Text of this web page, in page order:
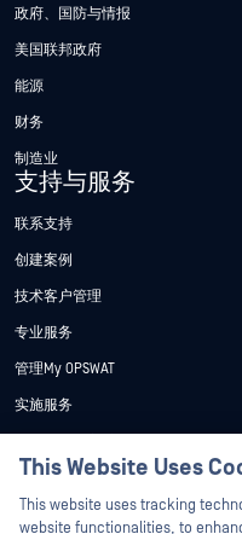
政府、国防与情报
美国联邦政府
能源
财务
制造业
支持与服务
联系支持
创建案例
技术客户管理
专业服务
管理My OPSWAT
实施服务
技术文档
培训
This Website Uses
This website uses tracking
website functionalities, to
Hey
I'm